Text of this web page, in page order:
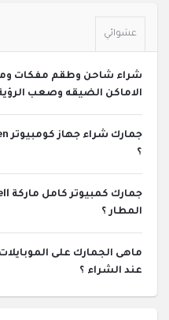
عشوائي
شراء شاحن وطقم مفكات
الاماكن الضيقه وصعب
؟
المطار ؟
ماهى الجمارك على
عند الشراء ؟